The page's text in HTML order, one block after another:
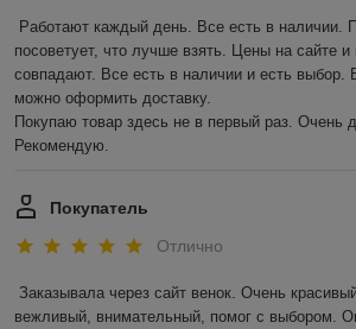
Работают каждый день. Все есть в наличии.
посоветует, что лучше взять. Цены на сайте и
совпадают. Все есть в наличии и есть
можно оформить доставку.
Покупаю товар здесь не в первый раз. Очень
Рекомендую.
Покупатель
Отлично
Заказывала через сайт венок. Очень
вежливый, внимательный, помог с выбором.